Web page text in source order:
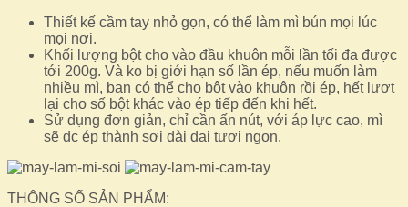
Thiết kế cầm tay nhỏ gọn, có thể làm mì bún mọi lúc
mọi nơi.
Khối lượng bột cho vào đầu khuôn mỗi lần tối đa được
tới 200g. Và ko bị giới hạn số lần ép, nếu muốn làm
nhiều mì, bạn có thể cho bột vào khuôn rồi ép, hết lượt
lại cho số bột khác vào ép tiếp đến khi hết.
Sử dụng đơn giản, chỉ cần ấn nút, với áp lực cao, mì
sẽ dc ép thành sợi dài dai tươi ngon.
THÔNG SỐ SẢN PHẨM: